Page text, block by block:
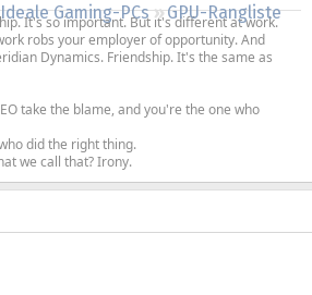
Ideale Gaming-PCs
GPU-Rangliste
It's so important. But it's different at work.
robs your employer of opportunity. And
Dynamics. Friendship. It's the same as
take the blame, and you're the one who
did the right thing.
we call that? Irony.